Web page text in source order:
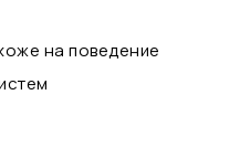
на поведение